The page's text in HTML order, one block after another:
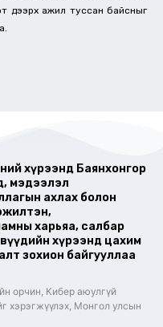
дээрх ажил туссан байсныг
хүрээнд Баянхонгор
мэдээлэл
ахлах болон
харьяа, салбар
хүрээнд цахим
зохион байгууллаа
орчин, Кибер аюулгүй
хэрэгжүүлэх, Монгол улсын